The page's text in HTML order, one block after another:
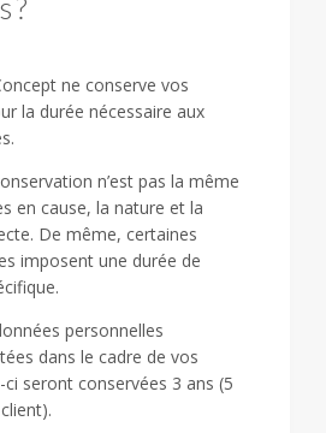
?
ne conserve vos
la durée nécessaire aux
n’est pas la même
en cause, la nature et la
De même, certaines
imposent une durée de
personnelles
dans le cadre de vos
seront conservées 3 ans (5